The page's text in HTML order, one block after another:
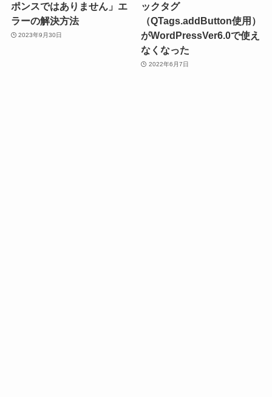
ポンスではありません」エ
ラーの解決方法
2023年9月30日
ックタグ
（QTags.addButton使用）
がWordPressVer6.0で使え
なくなった
2022年6月7日